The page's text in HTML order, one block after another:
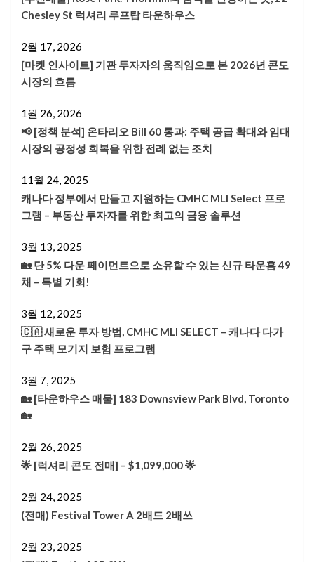
Chesley St 럭셔리 루프탑 타운하우스
2월 17, 2026
[마켓 인사이트] 기관 투자자의 움직임으로 본 2026년 콘도
시장의 흐름
1월 26, 2026
📢 [정책 분석] 온타리오 Bill 60 통과: 주택 공급 확대와 임대
시장의 공정성 회복을 위한 전례 없는 조치
11월 24, 2025
캐나다 정부에서 만들고 지원하는 CMHC MLI Select 프로
그램 – 부동산 투자자를 위한 최고의 금융 솔루션
3월 13, 2025
🏡 단 5% 다운 페이먼트으로 소유할 수 있는 신규 타운홈 49
채 – 특별 기회!
3월 12, 2025
🇨🇦 새로운 투자 방법, CMHC MLI SELECT – 캐나다 다가
구 주택 모기지 보험 프로그램
3월 7, 2025
🏡 [타운하우스 매물] 183 Downsview Park Blvd, Toronto
🏡
2월 26, 2025
🌟 [럭셔리 콘도 전매] – $1,099,000 🌟
2월 24, 2025
(전매) Festival Tower A 2배드 2배쓰
2월 23, 2025